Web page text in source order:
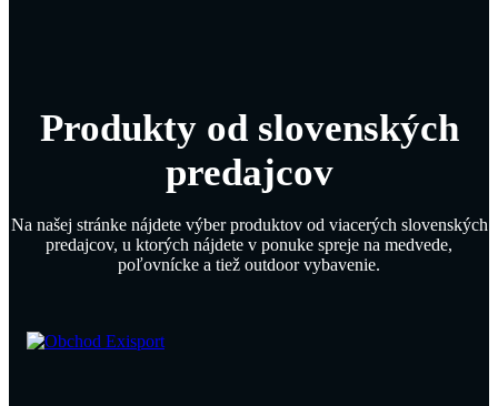
Produkty od slovenských
predajcov
Na našej stránke nájdete výber produktov od viacerých slovenských
predajcov, u ktorých nájdete v ponuke spreje na medvede,
poľovnícke a tiež outdoor vybavenie.